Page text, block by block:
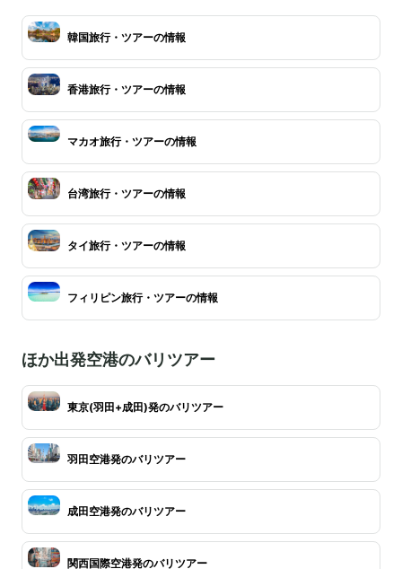
韓国旅行・ツアーの情報
香港旅行・ツアーの情報
マカオ旅行・ツアーの情報
台湾旅行・ツアーの情報
タイ旅行・ツアーの情報
フィリピン旅行・ツアーの情報
ほか出発空港のバリツアー
東京(羽田+成田)発のバリツアー
羽田空港発のバリツアー
成田空港発のバリツアー
関西国際空港発のバリツアー